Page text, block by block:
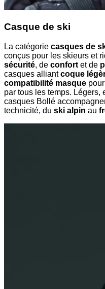
Casque de ski
La catégorie casques de
conçus pour les skieurs et
sécurité, de confort et de
casques alliantcoque
compatibilité masque
par tous les temps. Légers,
casques Bollé
technicité, du ski alpin au